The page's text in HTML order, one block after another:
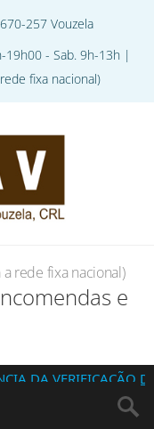
257 Vouzela
19h00 - Sab. 9h-13h |
fixa nacional)
rede fixa nacional)
e
DA